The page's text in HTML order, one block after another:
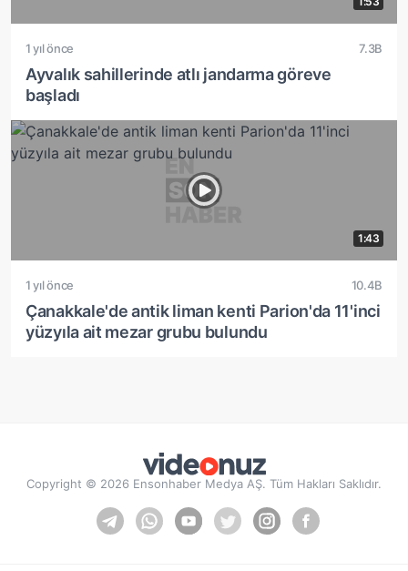
1 yıl önce 7.3B
Ayvalık sahillerinde atlı jandarma göreve
başladı
1:43
1 yıl önce 10.4B
Çanakkale'de antik liman kenti Parion'da 11'inci
yüzyıla ait mezar grubu bulundu
Copyright © 2026 Ensonhaber Medya AŞ. Tüm Hakları Saklıdır.